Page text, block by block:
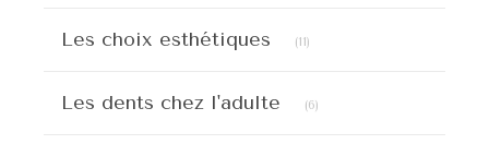
Les choix esthétiques (11)
Les dents chez l'adulte (6)